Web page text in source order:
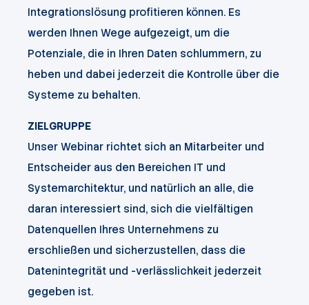
Integrationslösung profitieren können. Es
werden Ihnen Wege aufgezeigt, um die
Potenziale, die in Ihren Daten schlummern, zu
heben und dabei jederzeit die Kontrolle über die
Systeme zu behalten.
ZIELGRUPPE
Unser Webinar richtet sich an Mitarbeiter und
Entscheider aus den Bereichen IT und
Systemarchitektur, und natürlich an alle, die
daran interessiert sind, sich die vielfältigen
Datenquellen Ihres Unternehmens zu
erschließen und sicherzustellen, dass die
Datenintegrität und -verlässlichkeit jederzeit
gegeben ist.